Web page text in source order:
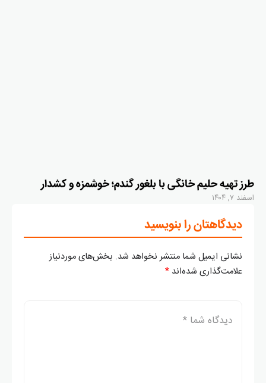
طرز تهیه حلیم خانگی با بلغور گندم؛ خوشمزه و کشدار
اسفند ۷, ۱۴۰۴
دیدگاهتان را بنویسید
نشانی ایمیل شما منتشر نخواهد شد. بخش‌های موردنیاز
علامت‌گذاری شده‌اند *